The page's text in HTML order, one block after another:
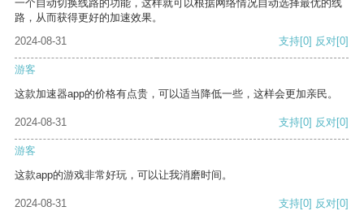
一个自动切换线路的功能，这样就可以根据网络情况自动选择最优的线
路，从而获得更好的加速效果。
2024-08-31
支持[0] 反对[0]
游客
这款加速器app的价格有点贵，可以适当降低一些，这样会更加亲民。
2024-08-31 支持[0] 反对[0]
游客
这款app的游戏非常好玩，可以让我消磨时间。
2024-08-31 支持[0] 反对[0]